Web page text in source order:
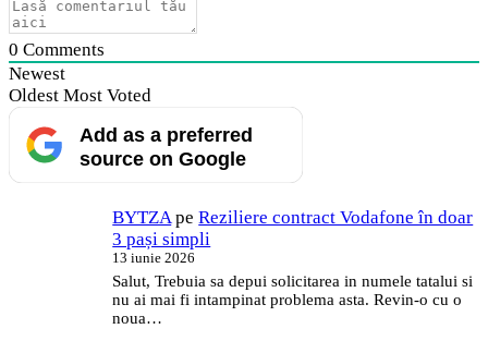
0 Comments
Newest
Oldest Most Voted
Add as a preferred
source on Google
BYTZA peReziliere contract Vodafone în doar
3 pași simpli
13 iunie 2026
Salut, Trebuia sa depui solicitarea in numele tatalui si
nu ai mai fi intampinat problema asta. Revin-o cu o
noua…